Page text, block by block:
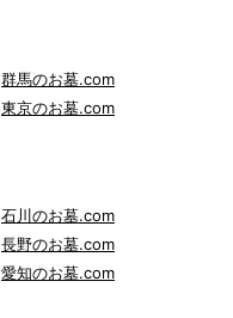
群馬のお墓.com
東京のお墓.com
石川のお墓.com
長野のお墓.com
愛知のお墓.com